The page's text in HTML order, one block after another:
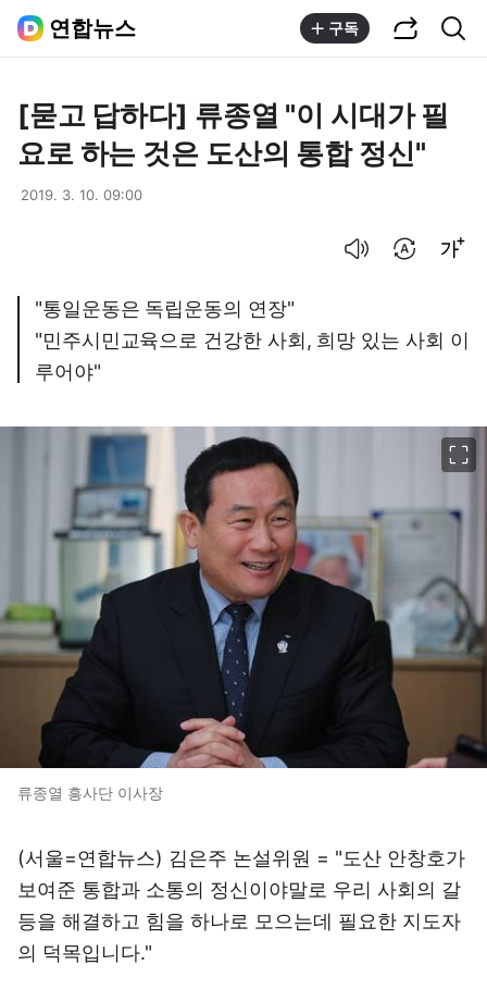
연합뉴스 구독
[묻고 답하다] 류종열 "이 시대가 필
요로 하는 것은 도산의 통합 정신"
2019. 3. 10. 09:00
"통일운동은 독립운동의 연장"
"민주시민교육으로 건강한 사회, 희망 있는 사회 이
루어야"
류종열 흥사단 이사장
(서울=연합뉴스) 김은주 논설위원 = "도산 안창호가
보여준 통합과 소통의 정신이야말로 우리 사회의 갈
등을 해결하고 힘을 하나로 모으는데 필요한 지도자
의 덕목입니다."